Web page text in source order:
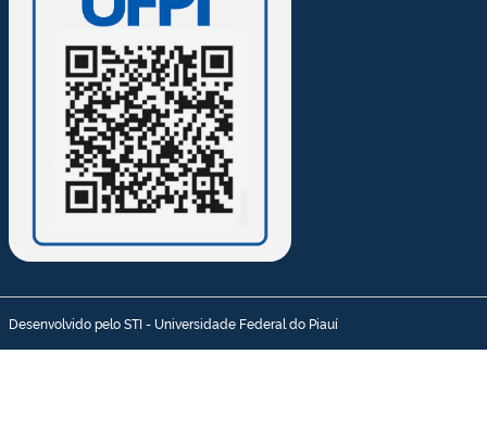
Desenvolvido pelo STI - Universidade Federal do Piauí